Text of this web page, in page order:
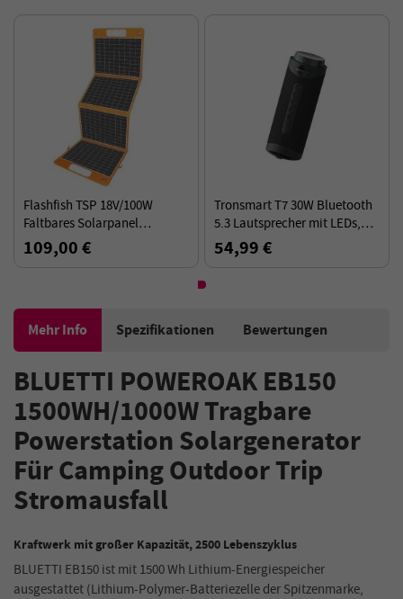
Flashfish TSP 18V/100W
Faltbares Solarpanel
Tragbares Solarladegerät mit
DC/USB-Ausgang
109,00 €
Tronsmart T7 30W Bluetooth
5.3 Lautsprecher mit LEDs,
SoundPulse, TWS, ATS2853 &
IPX7 wasserdicht-Schwarz
54,99 €
Mehr Info Spezifikationen Bewertungen
BLUETTI POWEROAK EB150
1500WH/1000W Tragbare
Powerstation Solargenerator
Für Camping Outdoor Trip
Stromausfall
Kraftwerk mit großer Kapazität, 2500 Lebenszyklus
BLUETTI EB150 ist mit 1500 Wh Lithium-Energiespeicher
ausgestattet (Lithium-Polymer-Batteriezelle der Spitzenmarke,